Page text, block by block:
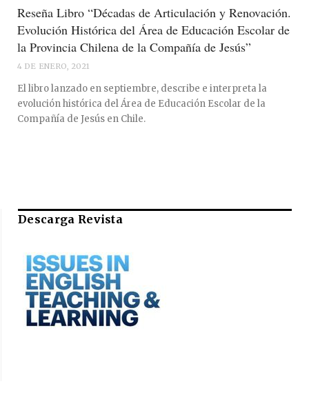
Reseña Libro “Décadas de Articulación y Renovación.
Evolución Histórica del Área de Educación Escolar de
la Provincia Chilena de la Compañía de Jesús”
4 DE ENERO, 2021
El libro lanzado en septiembre, describe e interpreta la
evolución histórica del Área de Educación Escolar de la
Compañía de Jesús en Chile.
Descarga Revista